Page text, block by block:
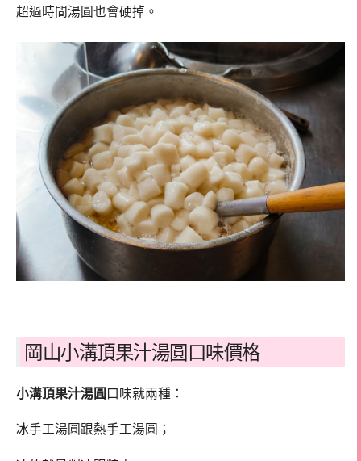
超過時間湯圓也會硬掉。
岡山小溝頂果汁湯圓口味價格
小溝頂果汁湯圓 口味就兩種：
冰手工湯圓跟熱手工湯圓；